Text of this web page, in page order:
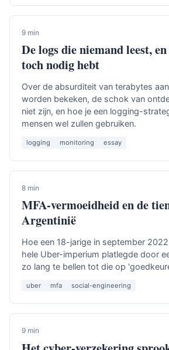
9 min
De logs die niemand leest,
toch nodig hebt
Over de absurditeit van terabytes
worden bekeken, de schok van
niet zijn, en hoe je een logging-
mensen wel zullen gebruiken.
logging monitoring essay
8 min
MFA-vermoeidheid en de
Argentinië
Hoe een 18-jarige in september
hele Uber-imperium platlegde door
zo lang te bellen tot die op
uber mfa social-engineering
9 min